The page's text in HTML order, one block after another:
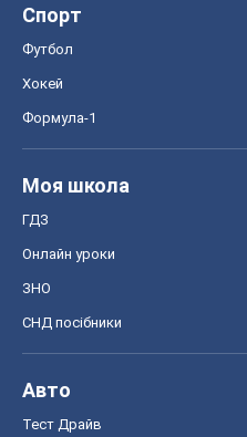
Спорт
Футбол
Хокей
Формула-1
Моя школа
ГДЗ
Онлайн уроки
ЗНО
СНД посібники
Авто
Тест Драйв